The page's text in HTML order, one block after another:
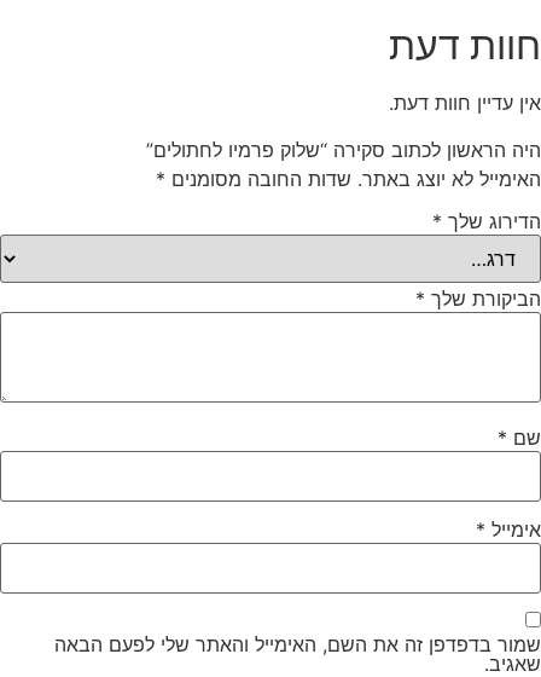
חוות דעת
אין עדיין חוות דעת.
היה הראשון לכתוב סקירה “שלוק פרמיו לחתולים”
האימייל לא יוצג באתר. שדות החובה מסומנים *
הדירוג שלך *
הביקורת שלך *
שם *
אימייל *
שמור בדפדפן זה את השם, האימייל והאתר שלי לפעם הבאה
שאגיב.